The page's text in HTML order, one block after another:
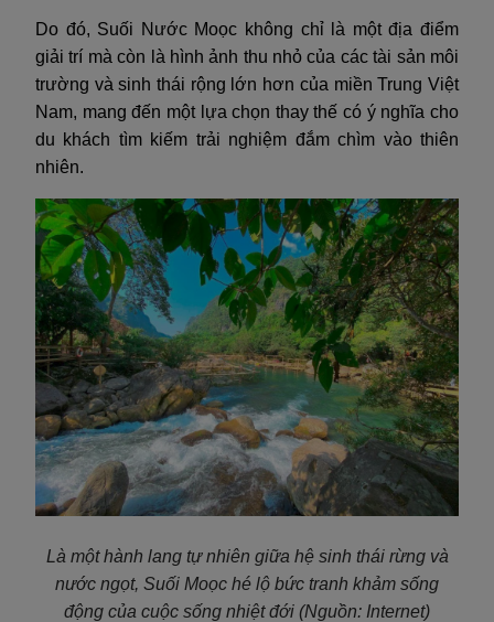
Do đó, Suối Nước Moọc không chỉ là một địa điểm
giải trí mà còn là hình ảnh thu nhỏ của các tài sản môi
trường và sinh thái rộng lớn hơn của miền Trung Việt
Nam, mang đến một lựa chọn thay thế có ý nghĩa cho
du khách tìm kiếm trải nghiệm đắm chìm vào thiên
nhiên.
Là một hành lang tự nhiên giữa hệ sinh thái rừng và
nước ngọt, Suối Moọc hé lộ bức tranh khảm sống
động của cuộc sống nhiệt đới (Nguồn: Internet)